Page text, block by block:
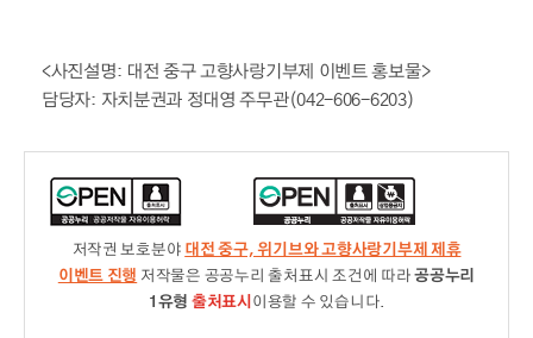
<사진설명: 대전 중구 고향사랑기부제 이벤트 홍보물>
담당자: 자치분권과 정대영 주무관(042-606-6203)
저작권 보호분야 대전 중구, 위기브와 고향사랑기부제 제휴
이벤트 진행 저작물은 공공누리 출처표시 조건에 따라공공누리
1유형 출처표시 이용할 수 있습니다.